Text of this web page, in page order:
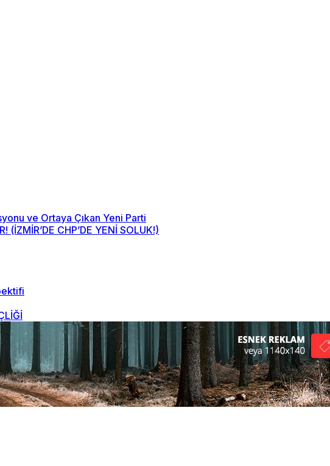
ve Ortaya Çıkan Yeni Parti
(İZMİR’DE CHP’DE YENİ SOLUK!)